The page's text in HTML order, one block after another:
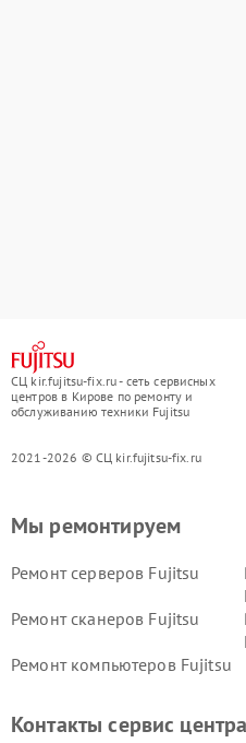
СЦ kir.fujitsu-fix.ru - сеть сервисных
центров в Кирове по ремонту и
обслуживанию техники Fujitsu
2021-2026 © СЦ kir.fujitsu-fix.ru
Мы ремонтируем
Ремонт серверов Fujitsu
Ремонт сканеров Fujitsu
Ремонт компьютеров Fujitsu
Контакты сервис центра